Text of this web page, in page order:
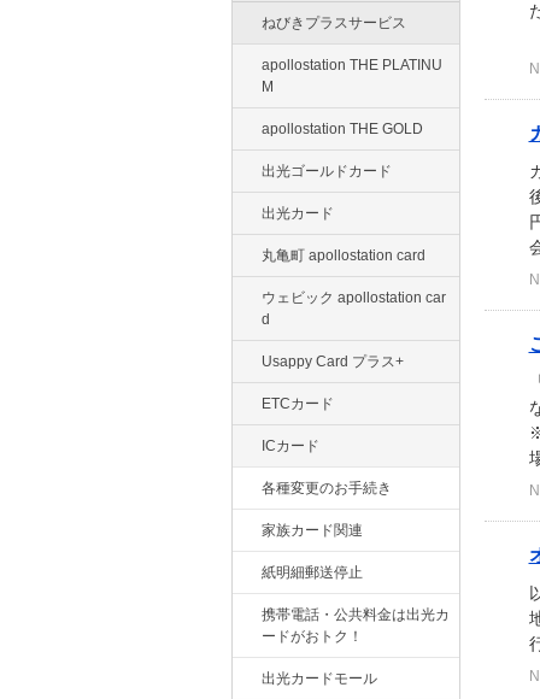
ねびきプラスサービス
apollostation THE PLATINU
M
apollostation THE GOLD
出光ゴールドカード
出光カード
丸亀町 apollostation card
ウェビック apollostation car
d
Usappy Card プラス+
ETCカード
ICカード
各種変更のお手続き
家族カード関連
紙明細郵送停止
携帯電話・公共料金は出光カ
ードがおトク！
出光カードモール